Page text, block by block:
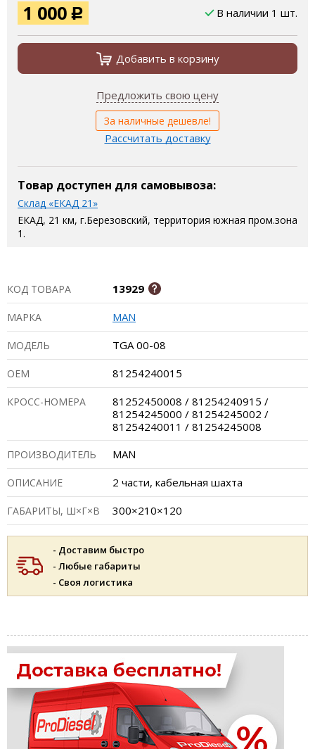
1 000 Р В наличии 1 шт.
Добавить в корзину
Предложить свою цену
За наличные дешевле!
Рассчитать доставку
Товар доступен для самовывоза:
Склад «ЕКАД 21»
ЕКАД, 21 км, г.Березовский, территория южная пром.зона
1.
КОД ТОВАРА 13929
МАРКА MAN
МОДЕЛЬ TGA 00-08
ОЕМ 81254240015
КРОСС-НОМЕРА
81252450008 / 81254240915 /
81254245000 / 81254245002 /
81254240011 / 81254245008
ПРОИЗВОДИТЕЛЬ MAN
ОПИСАНИЕ 2 части, кабельная шахта
ГАБАРИТЫ, Ш×Г×В 300×210×120
- Доставим быстро
- Любые габариты
- Своя логистика